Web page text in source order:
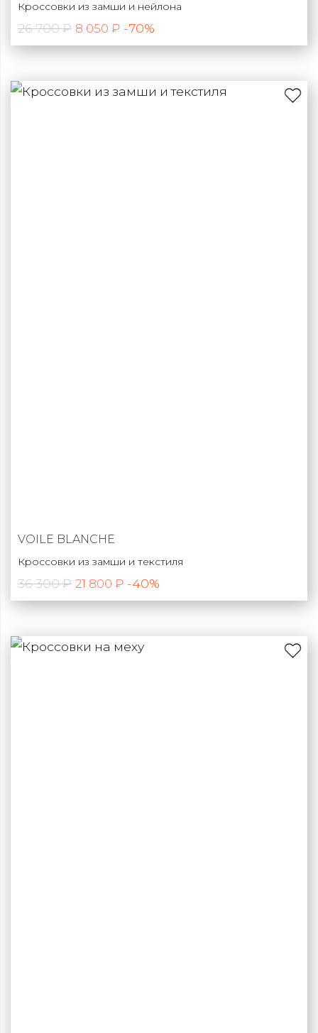
Кроссовки из замши и нейлона
26 700 ₽ 8 050 ₽ -70%
VOILE BLANCHE
Кроссовки из замши и текстиля
36 300 ₽ 21 800 ₽ -40%